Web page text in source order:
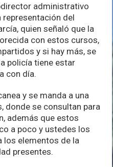
administrativo
representación del
quien señaló que la
con estos cursos,
y si hay más, se
policía tiene estar
con día.
y se manda a una
donde se consultan para
además que estos
a poco y ustedes los
los elementos de la
presentes.